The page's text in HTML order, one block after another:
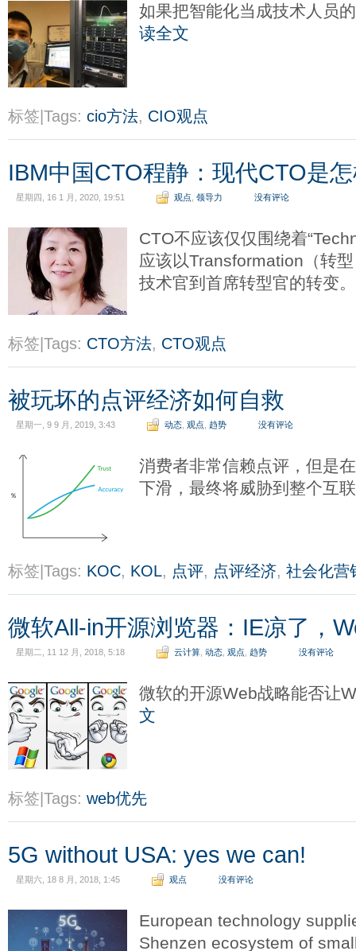
如果把智能化当成技术人员
读全文
标签|Tags: cio方法, CIO观点
IBM中国CTO程静：现代CTO是
星期四, 16 1 月, 2020, 19:51 观点 领导力 没有评论
CTO不应该仅仅围绕着
应该以Transformation（转
技术官到首席转型官的转变
标签|Tags: CTO方法, CTO观点
被玩坏的点评经济如何自救
星期一, 9 9 月, 2019, 3:43 动态 观点 趋势 没有评论
消费者非常信赖点评，但是
下滑，最终将威胁到整个互
标签|Tags: KOC, KOL, 点评, 点评经济, 社会化营
微软All-in开源浏览器：IE凉了，
星期二, 11 12 月, 2018, 5:18 云计算 动态 观点 趋势 没有评论
微软的开源Web战略能否让
文
标签|Tags: web优先
5G without USA: yes we can!
星期六, 18 8 月, 2018, 1:45 观点 没有评论
European technology
Shenzen ecosystem of